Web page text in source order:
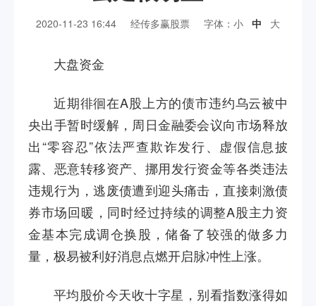
2020-11-23 16:44 经传多赢股票 字体： 小 中 大
大盘资金
近期徘徊在A股上方的债市违约乌云被中
央出手暂时缓解，周日金融委会议向市场释放
出“零容忍”依法严查欺诈发行、虚假信息披
露、恶意转移资产、挪用发行资金等各类违法
违规行为，逃废债遭到迎头痛击，直接刺激债
券市场回暖，同时经过持续的调整A股主力资
金基本完成调仓换股，储备了较强的做多力
量，极易被利好消息点燃开启脉冲性上涨。
平均股价今天收十字星，别看指数涨得如